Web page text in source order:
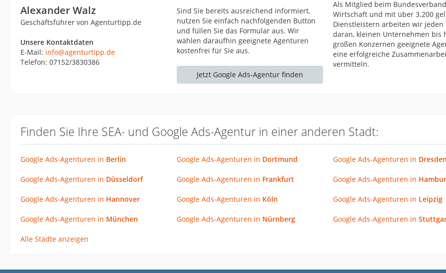
Alexander Walz
Geschäftsführer von Agenturtipp.de
Unsere Kontaktdaten
E-Mail: info@agenturtipp.de
Telefon: 07152/3830386
Sind Sie bereits ausreichend informiert,
nutzen Sie einfach nachfolgenden Button
und füllen Sie das Formular aus. Wir
wählen daraufhin geeignete Agenturen
kostenfrei für Sie aus.
Jetzt Google Ads-Agentur finden
Als Mitglied beim
Wirtschaft und mit über 3.200
Dienstleistern arbeiten wir jeden
daran, kleinen Unternehmen bis
großen Konzernen geeignete
eine erfolgreiche
vermitteln.
Finden Sie Ihre SEA- und Google Ads-Agentur in einer anderen Stadt:
Google Ads-Agenturen in Berlin Google Ads-Agenturen in Dortmund Google Ads-Agenturen in
Google Ads-Agenturen in Düsseldorf Google Ads-Agenturen in Frankfurt Google Ads-Agenturen in
Google Ads-Agenturen in Hannover Google Ads-Agenturen in Köln Google Ads-Agenturen in Leipzig
Google Ads-Agenturen in München Google Ads-Agenturen in Nürnberg Google Ads-Agenturen in
Alle Städte anzeigen